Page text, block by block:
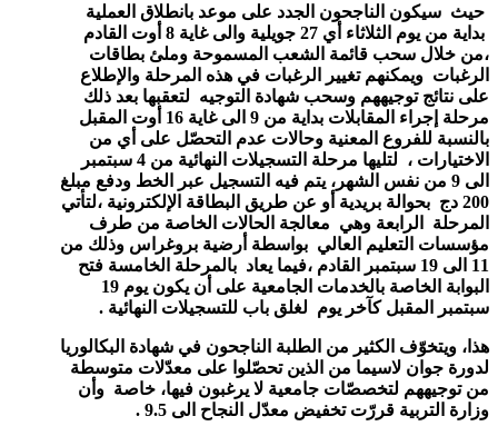
حيث سيكون الناجحون الجدد على موعد بانطلاق العملية
بداية من يوم الثلاثاء أي 27 جويلية والى غاية 8 أوت القادم
،من خلال سحب قائمة الشعب المسموحة وملئ بطاقات
الرغبات ويمكنهم تغيير الرغبات في هذه المرحلة والإطلاع
على نتائج توجيههم وسحب شهادة التوجيه لتعقبها بعد ذلك
مرحلة إجراء المقابلات بداية من 9 الى غاية 16 أوت المقبل
بالنسبة للفروع المعنية وحالات عدم التحصّل على أي من
الاختيارات ، لتليها مرحلة التسجيلات النهائية من 4 سبتمبر
الى 9 من نفس الشهر، يتم فيه التسجيل عبر الخط ودفع مبلغ
200 دج بحوالة بريدية أو عن طريق البطاقة الإلكترونية ،لتأتي
المرحلة الرابعة وهي معالجة الحالات الخاصة من طرف
مؤسسات التعليم العالي بواسطة أرضية بروغراس وذلك من
11 الى 19 سبتمبر القادم ،فيما يعاد بالمرحلة الخامسة فتح
البوابة الخاصة بالخدمات الجامعية على أن يكون يوم 19
سبتمبر المقبل كآخر يوم لغلق باب للتسجيلات النهائية .
هذا، ويتخوّف الكثير من الطلبة الناجحون في شهادة البكالوريا
لدورة جوان لاسيما من الذين تحصّلوا على معدّلات متوسطة
من توجيههم لتخصصّات جامعية لا يرغبون فيها، خاصة وأن
وزارة التربية قررّت تخفيض معدّل النجاح الى 9.5 .